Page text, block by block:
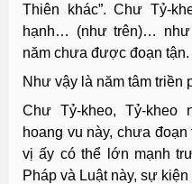
Thiên khác”. Chư Tỷ-
hạnh… (như trên)…
năm chưa được đoạn tận.
Như vậy là năm tâm
Chư Tỷ-kheo, Tỷ-kheo
hoang vu này, chưa
vị ấy có thể lớn mạnh
Pháp và Luật này, sự